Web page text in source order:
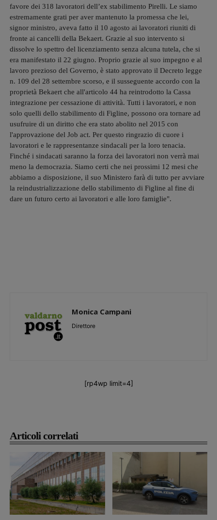
Articoli correlati
favore dei 318 lavoratori dell’ex stabilimento Pirelli. Le siamo
estremamente grati per aver mantenuto la promessa che lei,
signor ministro, aveva fatto il 10 agosto ai lavoratori riuniti di
fronte ai cancelli della Bekaert. Grazie al suo intervento si
dissolve lo spettro del licenziamento senza alcuna tutela, che si
era manifestato il 22 giugno. Proprio grazie al suo impegno e al
lavoro prezioso del Governo, è stato approvato il Decreto legge
n. 109 del 28 settembre scorso, e il susseguente accordo con la
proprietà Bekaert che all'articolo 44 ha reintrodotto la Cassa
integrazione per cessazione di attività. Tutti i lavoratori, e non
solo quelli dello stabilimento di Figline, possono ora tornare ad
usufruire di un diritto che era stato abolito nel 2015 con
l'approvazione del Job act. Per questo ringrazio di cuore i
lavoratori e le rappresentanze sindacali per la loro tenacia.
Finché i sindacati saranno la forza dei lavoratori non verrà mai
meno la democrazia. Siamo certi che nei prossimi 12 mesi che
abbiamo a disposizione, il suo Ministero farà di tutto per avviare
la reindustrializzazione dello stabilimento di Figline al fine di
dare un futuro certo ai lavoratori e alle loro famiglie".
Monica Campani
Direttore
[rp4wp limit=4]